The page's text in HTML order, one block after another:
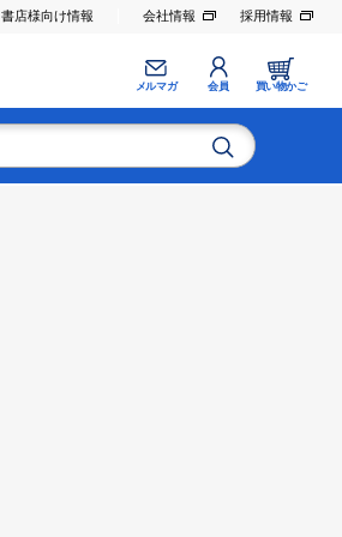
書店様向け情報 会社情報 採用情報
メルマガ 会員 買い物かご